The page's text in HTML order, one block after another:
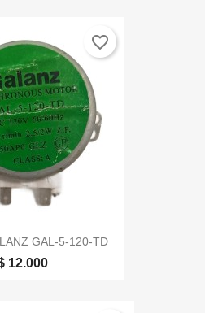
GAL-5-120-TD
12.000
favorite_border